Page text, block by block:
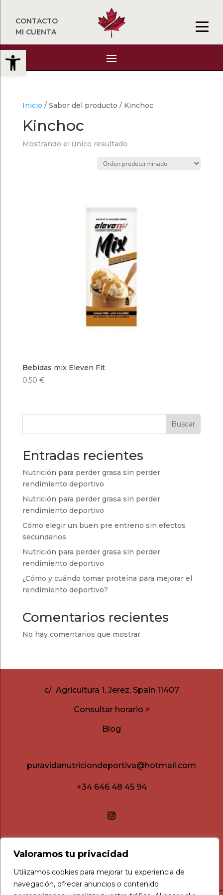
Abrir barra de herramientas
Valoramos tu privacidad
Utilizamos cookies para mejorar tu experiencia de
navegación, ofrecer anuncios o contenido
CONTACTO
MI CUENTA
Inicio / Sabor del producto / Kinchoc
Kinchoc
Mostrando el único resultado
Bebidas mix Eleven Fit
0,50 €
Buscar
Entradas recientes
Nutrición para perder grasa sin perder
rendimiento deportivo
Nutrición para perder grasa sin perder
rendimiento deportivo
Cómo elegir un buen pre entreno sin efectos
secundarios
Nutrición para perder grasa sin perder
rendimiento deportivo
¿Cómo y cuándo tomar proteína para mejorar el
rendimiento deportivo?
Comentarios recientes
No hay comentarios que mostrar.
c/ Agricultura 1, Jerez, Spain 11407
Consultar horario >
Blog
puravidanutriciondeportiva@hotmail.com
+34 646 48 45 94